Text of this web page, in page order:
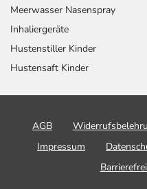
Meerwasser Nasenspray
Inhaliergeräte
Hustenstiller Kinder
Hustensaft Kinder
AGB
Impressum